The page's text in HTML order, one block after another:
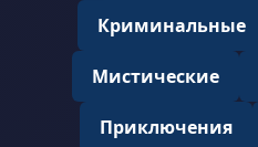
Криминальные
Мистические
Приключения